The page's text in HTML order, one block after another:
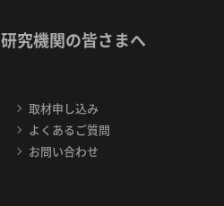
研究機関の皆さまへ
取材申し込み
よくあるご質問
お問い合わせ